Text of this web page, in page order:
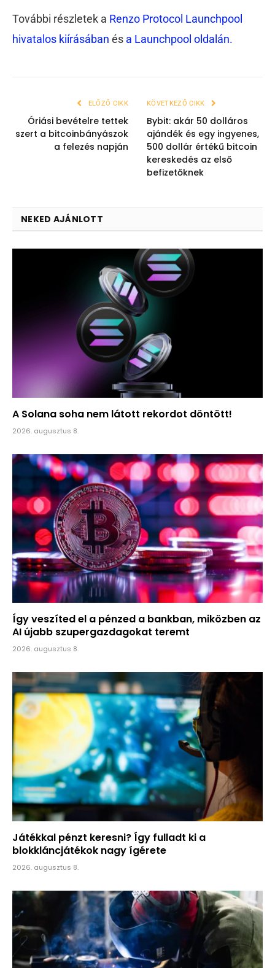
További részletek a Renzo Protocol Launchpool
hivatalos kiírásában és a Launchpool oldalán.
ELŐZŐ CIKK
Óriási bevételre tettek
szert a bitcoinbányászok
a felezés napján
KÖVETKEZŐ CIKK
Bybit: akár 50 dolláros
ajándék és egy ingyenes,
500 dollár értékű bitcoin
kereskedés az első
befizetőknek
NEKED AJÁNLOTT
A Solana soha nem látott rekordot döntött!
2026. augusztus 8.
Így veszíted el a pénzed a bankban, miközben az
AI újabb szupergazdagokat teremt
2026. augusztus 8.
Játékkal pénzt keresni? Így fulladt ki a
blokkláncjátékok nagy ígérete
2026. augusztus 8.